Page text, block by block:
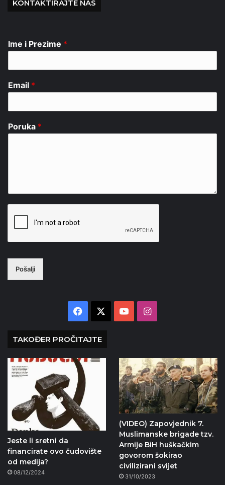
KONTAKTIRAJTE NAS
Ime i Prezime *
Email *
Poruka *
Pošalji
Facebook YouTubeInstagram
TAKOĐER PROČITAJTE
Jeste li sretni da
financirate ovo čudovište
od medija?
08/12/2024
(VIDEO) Zapovjednik 7.
Muslimanske brigade tzv.
Armije BiH huškačkim
govorom šokirao
civilizirani svijet
31/10/2023